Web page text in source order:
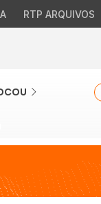
RTP ARQUIVOS